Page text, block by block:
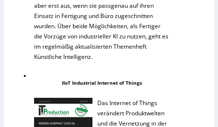
aber erst aus, wenn sie passgenau auf ihren
Einsatz in Fertigung und Büro zugeschnitten
wurden. Über beide Möglichkeiten, als Fertiger
die Vorzüge von industrieller KI zu nutzen, geht es
im regelmäßig aktualisierten Themenheft
Künstliche Intelligenz.
IIoT Industrial Internet of Things
Das Internet of Things
verändert Produktwelten
und die Vernetzung in der